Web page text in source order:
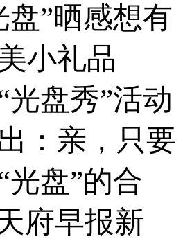
盘”晒感想有
美小礼品
光盘秀”活动
：亲，只要
光盘”的合
府早报新